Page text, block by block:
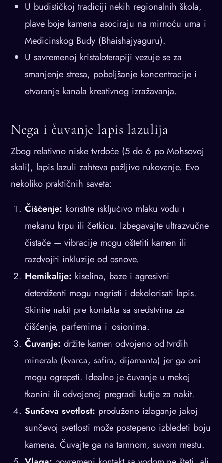
U budističkoj tradiciji nekih regionalnih škola,
plave boje kamena asociraju na mirnoću uma i
Medicinskog Budу (Bhaishajyaguru).
U savremenoj kristaloterapiji vezuje se za
smanjenje stresa, poboljšanje koncentracije i
otvaranje kanala kreativnog izražavanja.
Nega i čuvanje lapis lazulija
Zbog relativno niske tvrdoće (5 do 6 po Mohsovoj
skali), lapis lazuli zahteva pažljivo rukovanje. Evo
nekoliko praktičnih saveta:
Čišćenje: koristite isključivo mlaku vodu i
mekanu krpu ili četkicu. Izbegavajte ultrazvučne
čistače — vibracije mogu oštetiti kamen ili
razdvojiti inkluzije od osnove.
Hemikalije: kiselina, baze i agresivni
deterdženti mogu nagristi i dekolorisati lapis.
Skinite nakit pre kontakta sa sredstvima za
čišćenje, parfemima i losionima.
Čuvanje: držite kamen odvojeno od tvrđih
minerala (kvarca, safira, dijamanta) jer ga oni
mogu ogrepsti. Idealno je čuvanje u mekoj
tkanini ili odvojenoj pregradi kutije za nakit.
Sunčeva svetlost: produženo izlaganje jakoj
sunčevoj svetlosti može postepeno izbledeti boju
kamena. Čuvajte ga na tamnom, suvom mestu.